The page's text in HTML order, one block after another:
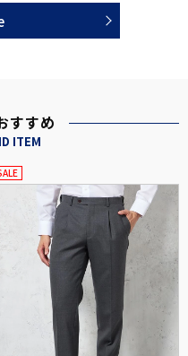
すすめ
ITEM